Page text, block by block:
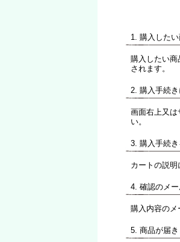
1. 購入した
購入したい商
されます。
2. 購入手続き
画面右上又は
い。
3. 購入手続き
カートの説明
4. 確認のメ
購入内容のメ
5. 商品が届き